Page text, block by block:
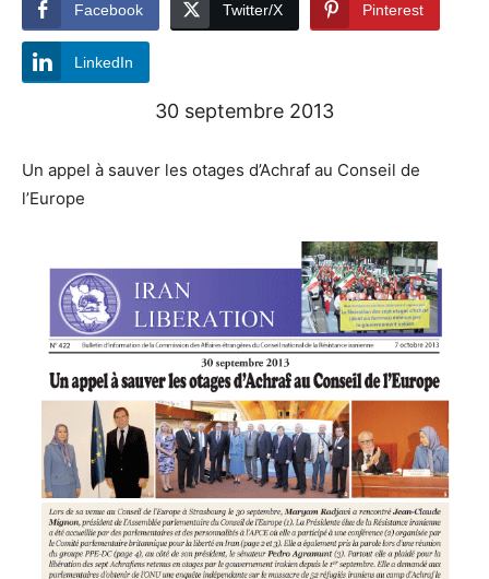
Facebook Twitter/X Pinterest
LinkedIn
30 septembre 2013
Un appel à sauver les otages d’Achraf au Conseil de
l’Europe